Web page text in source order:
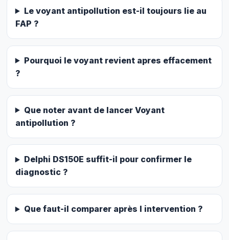
Le voyant antipollution est-il toujours lie au
FAP ?
Pourquoi le voyant revient apres effacement
?
Que noter avant de lancer Voyant
antipollution ?
Delphi DS150E suffit-il pour confirmer le
diagnostic ?
Que faut-il comparer après l intervention ?